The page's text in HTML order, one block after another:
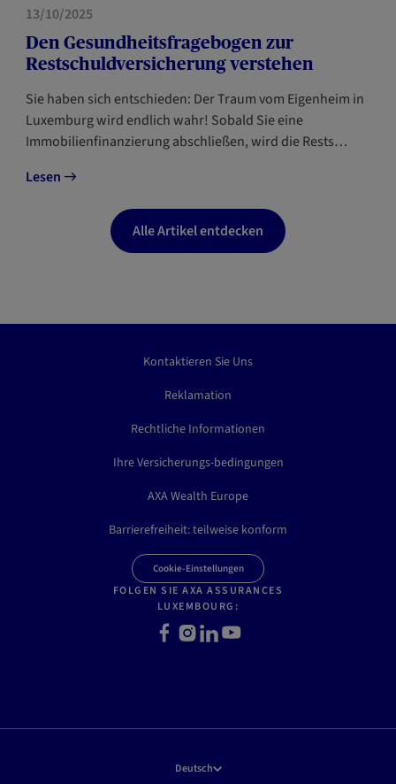
VORSORGE
13/10/2025
Den Gesundheitsfragebogen zur
Restschuldversicherung verstehen
Sie haben sich entschieden: Der Traum vom Eigenheim in
Luxemburg wird endlich wahr! Sobald Sie eine
Immobilienfinanzierung abschließen, wird die Rests…
Lesen
Alle Artikel entdecken
Kontaktieren Sie Uns
Reklamation
Rechtliche Informationen
Ihre Versicherungs-bedingungen
AXA Wealth Europe
Barrierefreiheit: teilweise konform
Cookie-Einstellungen
FOLGEN SIE AXA ASSURANCES
LUXEMBOURG:
F
a
I
L
i
n
Y
Deutsch